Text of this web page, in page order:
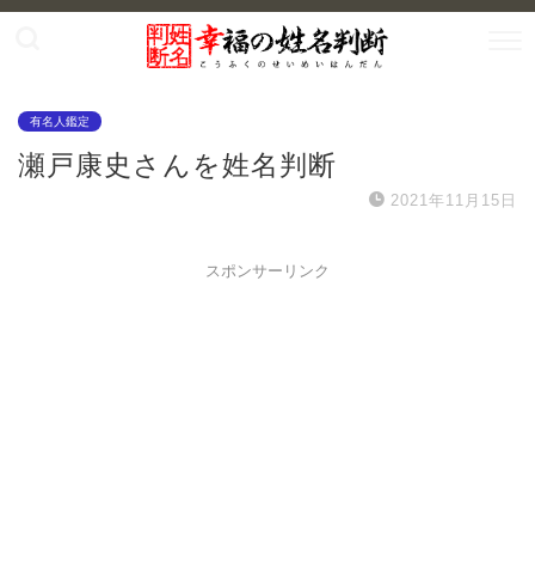
有名人鑑定
瀬戸康史さんを姓名判断
2021年11月15日
スポンサーリンク